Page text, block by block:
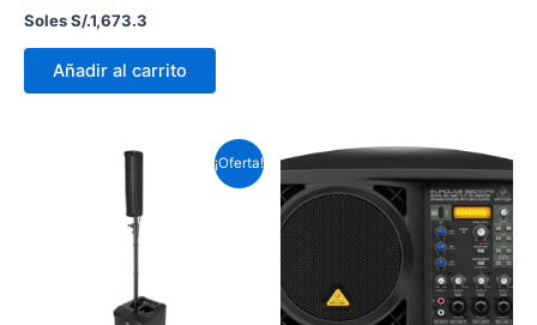
Soles S/.1,673.3
Añadir al carrito
¡Oferta!